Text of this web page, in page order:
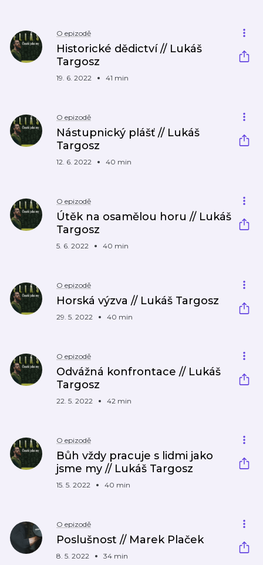
O epizodě
Historické dědictví // Lukáš
Targosz
19. 6. 2022 41 min
O epizodě
Nástupnický plášť // Lukáš
Targosz
12. 6. 2022 40 min
O epizodě
Útěk na osamělou horu // Lukáš
Targosz
5. 6. 2022 40 min
O epizodě
Horská výzva // Lukáš Targosz
29. 5. 2022 40 min
O epizodě
Odvážná konfrontace // Lukáš
Targosz
22. 5. 2022 42 min
O epizodě
Bůh vždy pracuje s lidmi jako
jsme my // Lukáš Targosz
15. 5. 2022 40 min
O epizodě
Poslušnost // Marek Plaček
8. 5. 2022 34 min